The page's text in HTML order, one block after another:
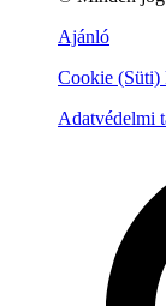
Ajánló
Cookie (Süti)
Adatvédelmi